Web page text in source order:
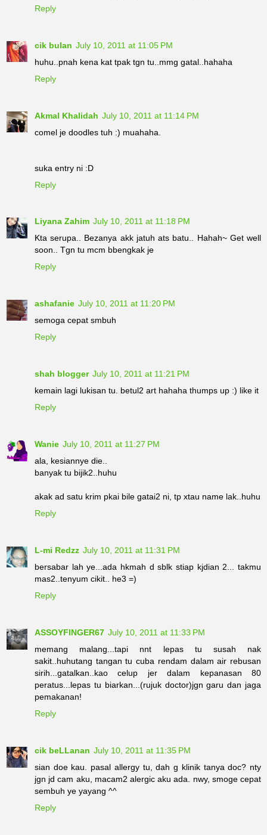
Reply
cik bulan July 10, 2011 at 11:05 PM
huhu..pnah kena kat tpak tgn tu..mmg gatal..hahaha
Reply
Akmal Khalidah July 10, 2011 at 11:14 PM
comel je doodles tuh :) muahaha.
suka entry ni :D
Reply
Liyana Zahim July 10, 2011 at 11:18 PM
Kta serupa.. Bezanya akk jatuh ats batu.. Hahah~ Get well
soon.. Tgn tu mcm bbengkak je
Reply
ashafanie July 10, 2011 at 11:20 PM
semoga cepat smbuh
Reply
shah blogger July 10, 2011 at 11:21 PM
kemain lagi lukisan tu. betul2 art hahaha thumps up :) like it
Reply
Wanie July 10, 2011 at 11:27 PM
ala, kesiannye die..
banyak tu bijik2..huhu
akak ad satu krim pkai bile gatai2 ni, tp xtau name lak..huhu
Reply
L-mi Redzz July 10, 2011 at 11:31 PM
bersabar lah ye...ada hkmah d sblk stiap kjdian 2... takmu
mas2..tenyum cikit.. he3 =)
Reply
ASSOYFINGER67 July 10, 2011 at 11:33 PM
memang malang...tapi nnt lepas tu susah nak
sakit..huhutang tangan tu cuba rendam dalam air rebusan
sirih...gatalkan..kao celup jer dalam kepanasan 80
peratus...lepas tu biarkan...(rujuk doctor)jgn garu dan jaga
pemakanan!
Reply
cik beLLanan July 10, 2011 at 11:35 PM
sian doe kau. pasal allergy tu, dah g klinik tanya doc? nty
jgn jd cam aku, macam2 alergic aku ada. nwy, smoge cepat
sembuh ye yayang ^^
Reply